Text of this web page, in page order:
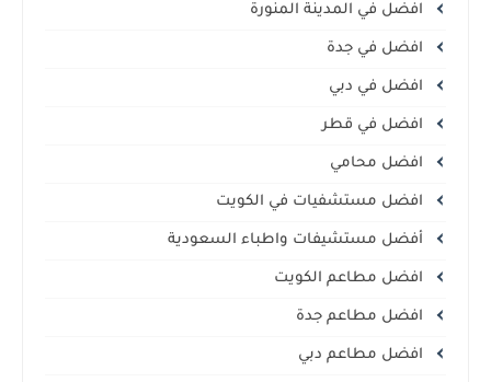
افضل في المدينة المنورة
افضل في جدة
افضل في دبي
افضل في قطر
افضل محامي
افضل مستشفيات في الكويت
أفضل مستشيفات واطباء السعودية
افضل مطاعم الكويت
افضل مطاعم جدة
افضل مطاعم دبي